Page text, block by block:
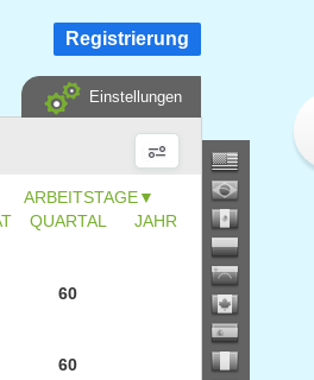
Registrierung
Einstellungen
▼
QUARTAL JAHR
60
60